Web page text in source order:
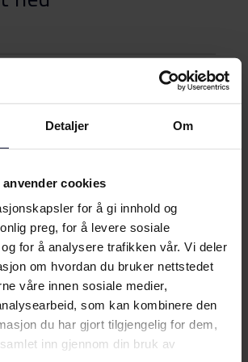
Detaljer Om
cookies
for å gi innhold og
preg, for å levere sosiale
for å analysere trafikken vår. Vi deler
om hvordan du bruker nettstedet
våre innen sosiale medier,
som kan kombinere den
du har gjort tilgjengelig for dem,
inn gjennom din bruk av
Last ned
Last ned
4376-90 FN
Vis mer
MøtGram